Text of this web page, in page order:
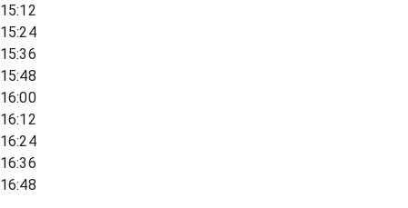
15:12
15:24
15:36
15:48
16:00
16:12
16:24
16:36
16:48